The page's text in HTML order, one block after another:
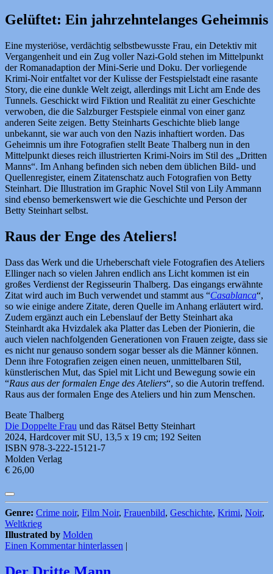
Gelüftet: Ein jahrzehntelanges Geheimnis
Eine mysteriöse, verdächtig selbstbewusste Frau, ein Detektiv mit
Vergangenheit und ein Zug voller Nazi-Gold stehen im Mittelpunkt
der Romanadaption der Mini-Serie und Doku. Der vorliegende
Krimi-Noir entfaltet vor der Kulisse der Festspielstadt eine rasante
Story, die eine dunkle Welt zeigt, allerdings mit Licht am Ende des
Tunnels. Geschickt wird Fiktion und Realität zu einer Geschichte
verwoben, die die Salzburger Festspiele einmal von einer ganz
anderen Seite zeigen. Betty Steinharts Geschichte blieb lange
unbekannt, sie war auch von den Nazis inhaftiert worden. Das
Geheimnis um ihre Fotografien stellt Beate Thalberg nun in den
Mittelpunkt dieses reich illustrierten Krimi-Noirs im Stil des „Dritten
Manns“. Im Anhang befinden sich neben dem üblichen Bild- und
Quellenregister, einem Zitatenschatz auch Fotografien von Betty
Steinhart. Die Illustration im Graphic Novel Stil von Lily Ammann
sind ebenso bemerkenswert wie die Geschichte und Person der
Betty Steinhart selbst.
Raus der Enge des Ateliers!
Dass das Werk und die Urheberschaft viele Fotografien des Ateliers
Ellinger nach so vielen Jahren endlich ans Licht kommen ist ein
großes Verdienst der Regisseurin Thalberg. Das eingangs erwähnte
Zitat wird auch im Buch verwendet und stammt aus “Casablanca“,
so wie einige andere Zitate, deren Quelle im Anhang erläutert wird.
Zudem ergänzt auch ein Lebenslauf der Betty Steinhart aka
Steinhardt aka Hvizdalek aka Platter das Leben der Pionierin, die
auch vielen nachfolgenden Generationen von Frauen zeigte, dass sie
es nicht nur genauso sondern sogar besser als die Männer können.
Denn ihre Fotografien zeigen einen neuen, unmittelbaren Stil,
künstlerischen Mut, das Spiel mit Licht und Bewegung sowie ein
“Raus aus der formalen Enge des Ateliers“, so die Autorin treffend.
Raus aus der formalen Enge des Ateliers und hin zum Menschen.
Beate Thalberg
Die Doppelte Frau und das Rätsel Betty Steinhart
2024, Hardcover mit SU, 13,5 x 19 cm; 192 Seiten
ISBN 978-3-222-15121-7
Molden Verlag
€ 26,00
Genre: Crime noir, Film Noir, Frauenbild, Geschichte, Krimi, Noir,
Weltkrieg
Illustrated by Molden
Einen Kommentar hinterlassen |